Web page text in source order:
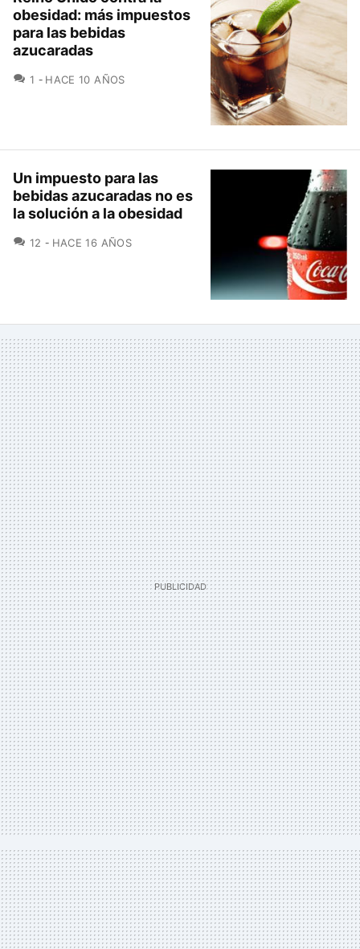
obesidad: más impuestos
para las bebidas
azucaradas
1 COMENTARIOS
HACE 10 AÑOS
Un impuesto para las
bebidas azucaradas no es
la solución a la obesidad
12 COMENTARIOS
HACE 16 AÑOS